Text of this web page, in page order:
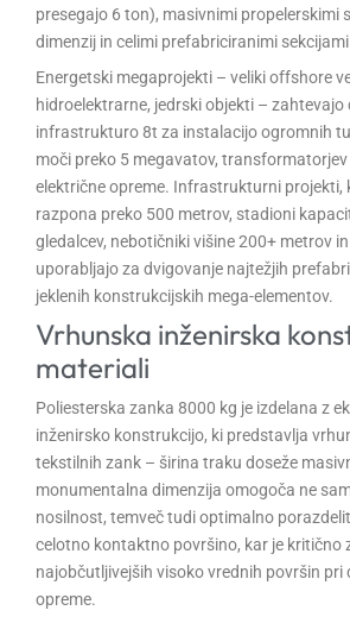
presegajo 6 ton), masivnimi propelerskimi
dimenzij in celimi prefabriciranimi
Energetski megaprojekti – veliki offshore
hidroelektrarne, jedrski objekti – zahtevajo
infrastrukturo 8t za instalacijo ogromnih
moči preko 5 megavatov,
električne opreme. Infrastrukturni projekti,
razpona preko 500 metrov, stadioni
gledalcev, nebotičniki višine 200+ metrov
uporabljajo za dvigovanje najtežjih
jeklenih konstrukcijskih mega-elementov.
Vrhunska inženirska
materiali
Poliesterska zanka 8000 kg je izdelana z
inženirsko konstrukcijo, ki predstavlja
tekstilnih zank – širina traku doseže
monumentalna dimenzija omogoča ne
nosilnost, temveč tudi optimalno
celotno kontaktno površino, kar je kritično
najobčutljivejših visoko vrednih površin pri
opreme.